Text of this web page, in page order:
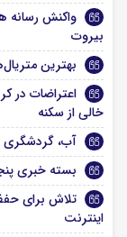
واکنش رسانه
بیروت
بهترین
اعتراضات در
خالی از سکنه
آب،
بسته خبری
تلاش برای
اینترنت